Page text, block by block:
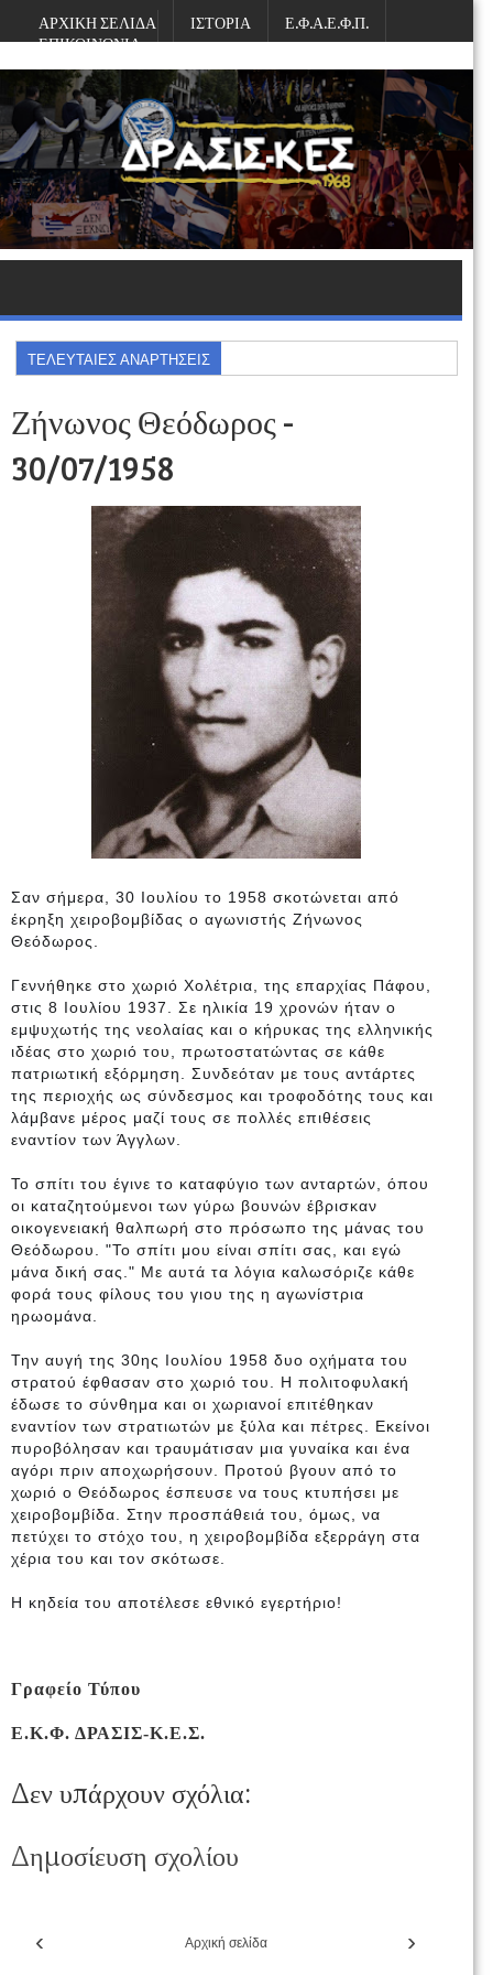
ΑΡΧΙΚΗ ΣΕΛΙΔΑ ΙΣΤΟΡΙΑ
Ε.Φ.Α.Ε.Φ.Π.
ΕΠΙΚΟΙΝΩΝΙΑ
Δευτέρα, Αυγούστου 10, 2026
ΤΕΛΕΥΤΑΙΕΣ ΑΝΑΡΤΗΣΕΙΣ
Ζήνωνος Θεόδωρος -
30/07/1958
Σαν σήμερα, 30 Ιουλίου το 1958 σκοτώνεται από
έκρηξη χειροβομβίδας ο αγωνιστής Ζήνωνος
Θεόδωρος.
Γεννήθηκε στο χωριό Χολέτρια, της επαρχίας Πάφου,
στις 8 Ιουλίου 1937. Σε ηλικία 19 χρονών ήταν ο
εμψυχωτής της νεολαίας και ο κήρυκας της ελληνικής
ιδέας στο χωριό του, πρωτοστατώντας σε κάθε
πατριωτική εξόρμηση. Συνδεόταν με τους αντάρτες
της περιοχής ως σύνδεσμος και τροφοδότης τους και
λάμβανε μέρος μαζί τους σε πολλές επιθέσεις
εναντίον των Άγγλων.
Το σπίτι του έγινε το καταφύγιο των ανταρτών, όπου
οι καταζητούμενοι των γύρω βουνών έβρισκαν
οικογενειακή θαλπωρή στο πρόσωπο της μάνας του
Θεόδωρου. "Το σπίτι μου είναι σπίτι σας, και εγώ
μάνα δική σας." Με αυτά τα λόγια καλωσόριζε κάθε
φορά τους φίλους του γιου της η αγωνίστρια
ηρωομάνα.
Την αυγή της 30ης Ιουλίου 1958 δυο οχήματα του
στρατού έφθασαν στο χωριό του. Η πολιτοφυλακή
έδωσε το σύνθημα και οι χωριανοί επιτέθηκαν
εναντίον των στρατιωτών με ξύλα και πέτρες. Εκείνοι
πυροβόλησαν και τραυμάτισαν μια γυναίκα και ένα
αγόρι πριν αποχωρήσουν. Προτού βγουν από το
χωριό ο Θεόδωρος έσπευσε να τους κτυπήσει με
χειροβομβίδα. Στην προσπάθειά του, όμως, να
πετύχει το στόχο του, η χειροβομβίδα εξερράγη στα
χέρια του και τον σκότωσε.
Η κηδεία του αποτέλεσε εθνικό εγερτήριο!
Γραφείο Τύπου
Ε.Κ.Φ. ΔΡΑΣΙΣ-Κ.Ε.Σ.
Δεν υπάρχουν σχόλια:
Δημοσίευση σχολίου
‹ ›
Αρχική σελίδα